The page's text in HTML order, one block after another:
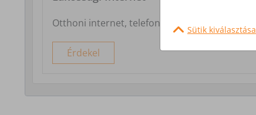
Otthoni internet, telefon és tv szolgáltatás
Érdekel
Sütik kiválasztása